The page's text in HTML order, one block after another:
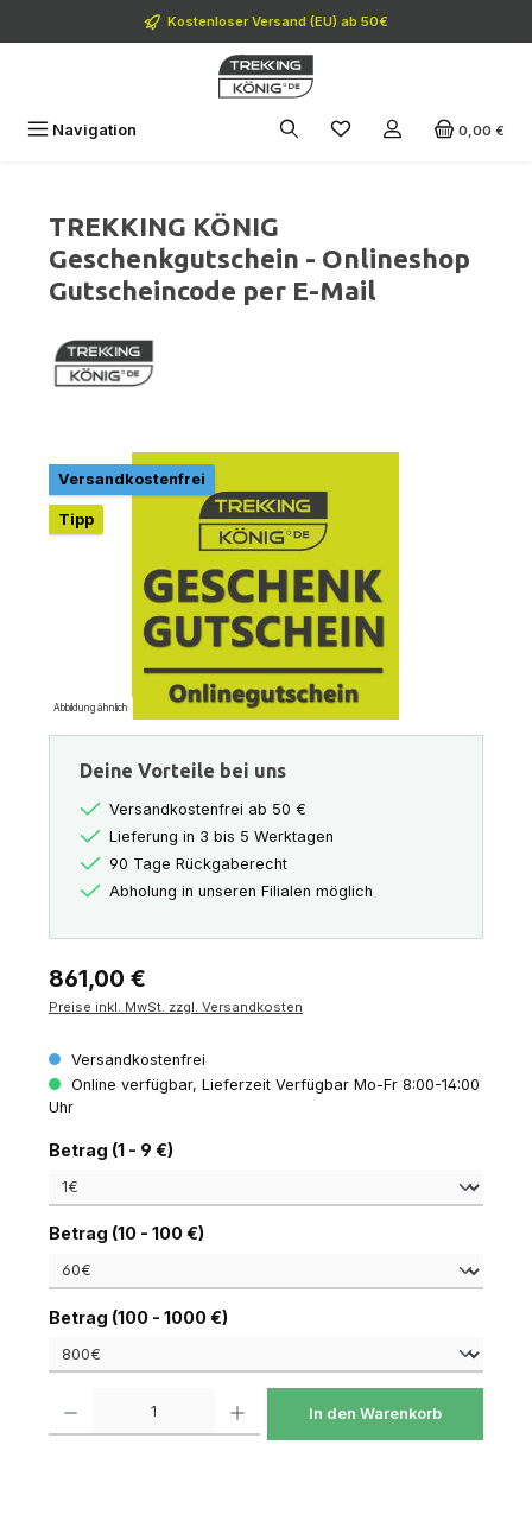
Zum Hauptinhalt springenKostenloser Versand (EU) ab 50€
Navigation 0,00 €
TREKKING KÖNIG
Geschenkgutschein - Onlineshop
Gutscheincode per E-Mail
Bildergalerie überspringen
Versandkostenfrei
Tipp
Abbildung ähnlich
Deine Vorteile bei uns
Versandkostenfrei ab 50 €
Lieferung in 3 bis 5 Werktagen
90 Tage Rückgaberecht
Abholung in unseren Filialen möglich
Regulärer Preis:
861,00 €
Preise inkl. MwSt. zzgl. Versandkosten
Versandkostenfrei
Online verfügbar, Lieferzeit Verfügbar Mo-Fr 8:00-14:00
Uhr
Betrag (1 - 9 €)auswählen
Betrag (10 - 100 €)auswählen
Betrag (100 - 1000 €)auswählen
In den Warenkorb